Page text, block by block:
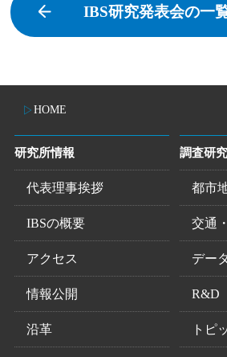
IBS研究発表会の一
HOME
研究所情報
代表理事挨拶
IBSの概要
アクセス
情報公開
沿革
調査研究
都市
交通
デー
R&D
トピ